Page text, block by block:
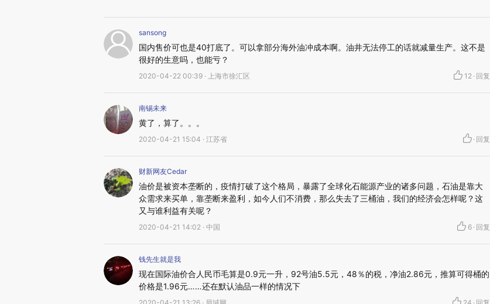
sansong
国内售价可也是40打底了。可以拿部分海外油冲成本啊。油井无法停工的话就减量生产。这不是
很好的生意吗，也能亏？
2020-04-22 00:39 · 上海市徐汇区 12 · 回复
南锡未来
黄了，算了。。。
2020-04-21 15:04 · 江苏省 · 回复
财新网友Cedar
油价是被资本垄断的，疫情打破了这个格局，暴露了全球化石能源产业的诸多问题，石油是靠大
众需求来买单，靠垄断来盈利，如今人们不消费，那么失去了三桶油，我们的经济会怎样呢？这
又与谁利益有关呢？
2020-04-21 14:02 · 中国 6 · 回复
钱先生就是我
现在国际油价合人民币毛算是0.9元一升，92号油5.5元，48％的税，净油2.86元，推算可得桶的
价格是1.96元……还在默认油品一样的情况下